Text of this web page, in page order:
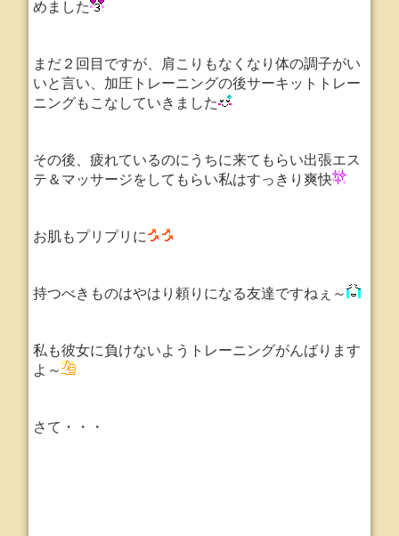
めました
まだ２回目ですが、肩こりもなくなり体の調子がい
いと言い、 加圧トレーニングの後サーキットトレー
ニングもこなしていきました
その後、疲れているのにうちに来てもらい出張エス
テ＆マッサージをしてもらい私はすっきり爽快
お肌もプリプリに
持つべきものはやはり頼りになる友達ですねぇ～
私も彼女に負けないようトレーニングがんばります
よ～
さて・・・